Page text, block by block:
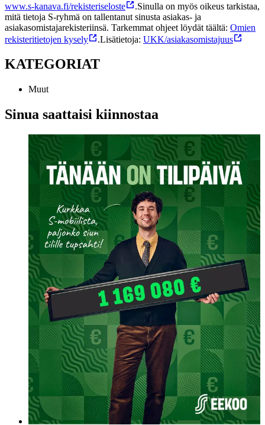
www.s-kanava.fi/rekisteriseloste
.Sinulla on myös oikeus tarkistaa,
mitä tietoja S-ryhmä on tallentanut sinusta asiakas- ja
asiakasomistajarekisteriinsä. Tarkemmat ohjeet löydät täältä: Omien
rekisteritietojen kysely
.Lisätietoja: UKK/asiakasomistajuus
KATEGORIAT
Muut
Sinua saattaisi kiinnostaa